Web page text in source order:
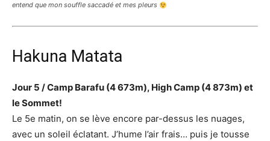
entend que mon souffle saccadé et mes pleurs
Hakuna Matata
Jour 5 / Camp Barafu (4 673m), High Camp (4 873m) et
le Sommet!
Le 5e matin, on se lève encore par-dessus les nuages,
avec un soleil éclatant. J’hume l’air frais… puis je tousse